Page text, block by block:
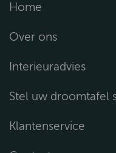
Home
Over ons
Interieuradvies
Stel uw droomtafel
Klantenservice